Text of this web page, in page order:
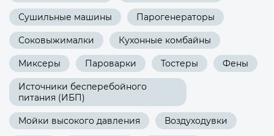
Сушильные машины Парогенераторы
Соковыжималки Кухонные комбайны
Миксеры Пароварки Тостеры Фены
Источники бесперебойного
питания (ИБП)
Мойки высокого давления Воздуходувки